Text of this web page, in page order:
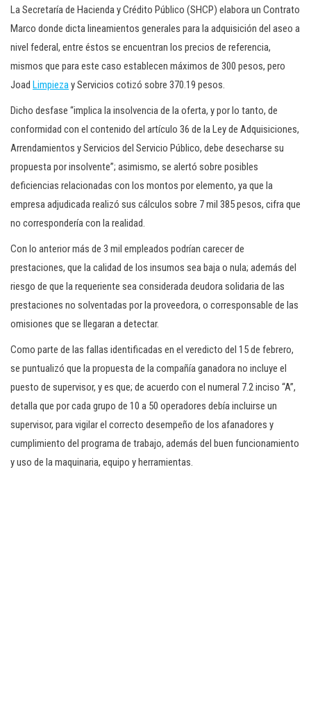
La Secretaría de Hacienda y Crédito Público (SHCP) elabora un Contrato
Marco donde dicta lineamientos generales para la adquisición del aseo a
nivel federal, entre éstos se encuentran los precios de referencia,
mismos que para este caso establecen máximos de 300 pesos, pero
Joad Limpiezay Servicios cotizó sobre 370.19 pesos.
Dicho desfase “implica la insolvencia de la oferta, y por lo tanto, de
conformidad con el contenido del artículo 36 de la Ley de Adquisiciones,
Arrendamientos y Servicios del Servicio Público, debe desecharse su
propuesta por insolvente”; asimismo, se alertó sobre posibles
deficiencias relacionadas con los montos por elemento, ya que la
empresa adjudicada realizó sus cálculos sobre 7 mil 385 pesos, cifra que
no correspondería con la realidad.
Con lo anterior más de 3 mil empleados podrían carecer de
prestaciones, que la calidad de los insumos sea baja o nula; además del
riesgo de que la requeriente sea considerada deudora solidaria de las
prestaciones no solventadas por la proveedora, o corresponsable de las
omisiones que se llegaran a detectar.
Como parte de las fallas identificadas en el veredicto del 15 de febrero,
se puntualizó que la propuesta de la compañía ganadora no incluye el
puesto de supervisor, y es que; de acuerdo con el numeral 7.2 inciso “A”,
detalla que por cada grupo de 10 a 50 operadores debía incluirse un
supervisor, para vigilar el correcto desempeño de los afanadores y
cumplimiento del programa de trabajo, además del buen funcionamiento
y uso de la maquinaria, equipo y herramientas.